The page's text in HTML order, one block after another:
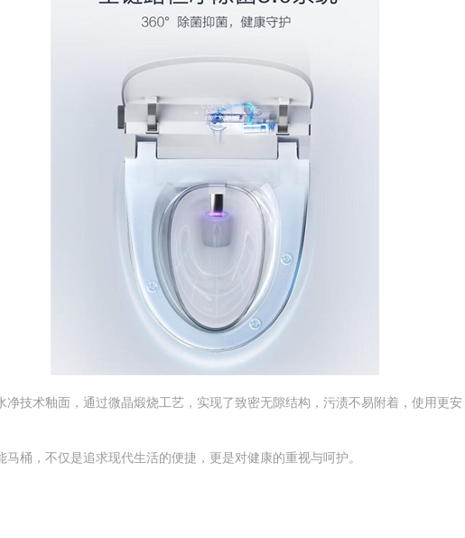
净技术釉面，通过微晶煅烧工艺，实现了致密无隙结构，污渍不易附着，使用更安
马桶，不仅是追求现代生活的便捷，更是对健康的重视与呵护。